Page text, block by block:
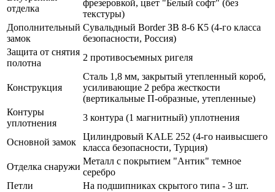
отделка
фрезеровкой, цвет "Белый софт" (без
текстуры)
Дополнительный
замок
Сувальдный Border ЗВ 8-6 К5 (4-го класса
безопасности, Россия)
Защита от снятия
полотна
2 противосъемных ригеля
Конструкция
Сталь 1,8 мм, закрытый утепленный короб,
усиливающие 2 ребра жесткости
(вертикальные П-образные, утепленные)
Контуры
уплотнения
3 контура (1 магнитный) уплотнения
Основной замок
Цилиндровый KALE 252 (4-го наивысшего
класса безопасности, Турция)
Отделка снаружи
Металл с покрытием "Антик" темное
серебро
Петли
На подшипниках скрытого типа - 3 шт.